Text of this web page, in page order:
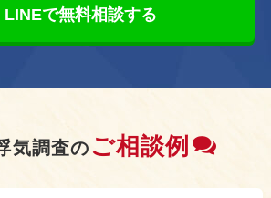
LINEで無料相談する
気調査の ご相談例